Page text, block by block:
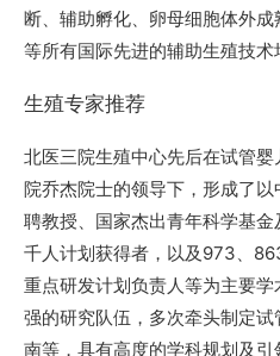
断、辅助孵化、卵母细胞体外
等所有国际先进的辅助生殖技术
生殖专家推荐
北医三院生殖中心先后在试管
院乔杰院士的领导下，形成了
聘教授、国家杰出青年科学基
千人计划获得者，以及973、
重点研发计划负责人等为主要
强的研究队伍，多次牵头制定
南等，具有高度的学科规划及引